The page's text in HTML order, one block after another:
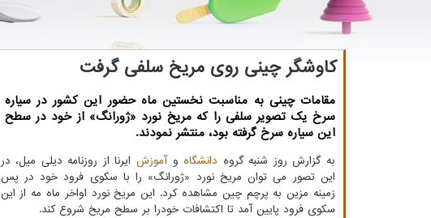
كاوشگر چینی روی مریخ سلفی گرفت
مقامات چینی به مناسبت نخستین ماه حضور این کشور در سیاره
سرخ یک تصویر سلفی را که مریخ نورد «ژورانگ» از خود در سطح
این سیاره سرخ گرفته بود، منتشر نمودند.
به گزارش روز شنبه گروه دانشگاه وآموزش ایرنا از روزنامه دیلی میل، در
این تصور می توان مریخ نورد «ژورانگ» را با سکوی فرود خود در پس
زمینه مزین به پرچم چین مشاهده کرد. این مریخ نورد اواخر ماه مه از این
سکوی فرود پایین آمد تا اکتشافات خودرا بر سطح مریخ شروع کند.